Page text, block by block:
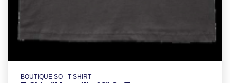
BOUTIQUE SO - T-SHIRT